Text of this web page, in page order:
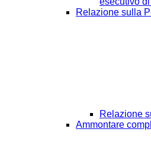
Relazione sulla
Relazione
Ammontare